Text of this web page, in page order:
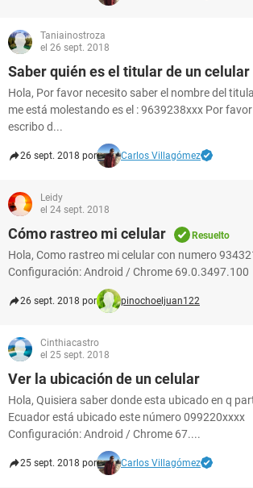
Taniainostroza
el 26 sept. 2018
Saber quién es el titular de un celular
Hola, Por favor necesito saber el nombre del
me está molestando es el : 9639238xxx Por
escribo d...
26 sept. 2018 por Carlos Villagómez
Leidy
el 24 sept. 2018
Cómo rastreo mi celular Resuelto
Hola, Como rastreo mi celular con numero
Configuración: Android / Chrome 69.0.3497.100
26 sept. 2018 por pinochoeljuan122
Cinthiacastro
el 25 sept. 2018
Ver la ubicación de un celular
Hola, Quisiera saber donde esta ubicado en q
Ecuador está ubicado este número 099220xxxx
Configuración: Android / Chrome 67....
25 sept. 2018 por Carlos Villagómez